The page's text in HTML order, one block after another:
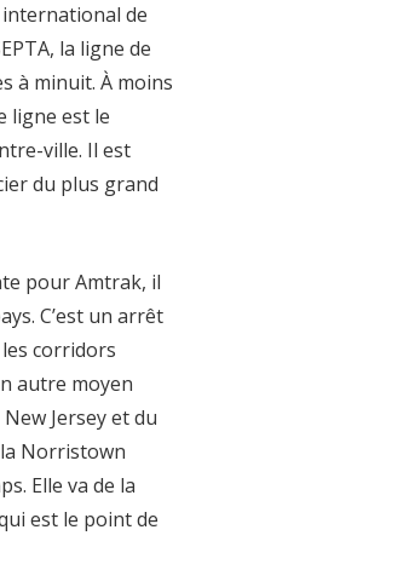
de
la ligne de
à minuit. À moins
ligne est le
ville. Il est
du plus grand
pour Amtrak, il
C’est un arrêt
corridors
autre moyen
Jersey et du
Norristown
Elle va de la
est le point de